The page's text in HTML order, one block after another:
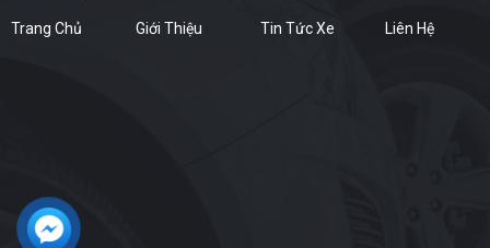
Trang Chủ Giới Thiệu Tin Tức Xe Liên Hệ